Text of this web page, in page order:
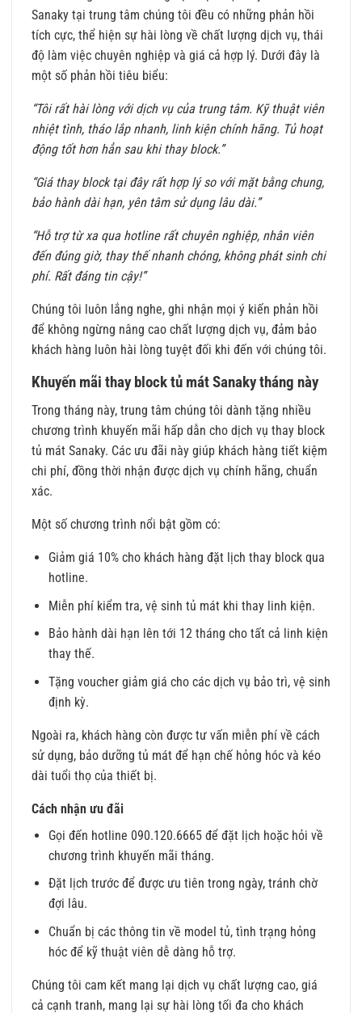
Sanaky tại trung tâm chúng tôi đều có những phản hồi
tích cực, thể hiện sự hài lòng về chất lượng dịch vụ, thái
độ làm việc chuyên nghiệp và giá cả hợp lý. Dưới đây là
một số phản hồi tiêu biểu:
“Tôi rất hài lòng với dịch vụ của trung tâm. Kỹ thuật viên
nhiệt tình, tháo lắp nhanh, linh kiện chính hãng. Tủ hoạt
động tốt hơn hẳn sau khi thay block.”
“Giá thay block tại đây rất hợp lý so với mặt bằng chung,
bảo hành dài hạn, yên tâm sử dụng lâu dài.”
“Hỗ trợ từ xa qua hotline rất chuyên nghiệp, nhân viên
đến đúng giờ, thay thế nhanh chóng, không phát sinh chi
phí. Rất đáng tin cậy!”
Chúng tôi luôn lắng nghe, ghi nhận mọi ý kiến phản hồi
để không ngừng nâng cao chất lượng dịch vụ, đảm bảo
khách hàng luôn hài lòng tuyệt đối khi đến với chúng tôi.
Khuyến mãi thay block tủ mát Sanaky tháng này
Trong tháng này, trung tâm chúng tôi dành tặng nhiều
chương trình khuyến mãi hấp dẫn cho dịch vụ thay block
tủ mát Sanaky. Các ưu đãi này giúp khách hàng tiết kiệm
chi phí, đồng thời nhận được dịch vụ chính hãng, chuẩn
xác.
Một số chương trình nổi bật gồm có:
Giảm giá 10% cho khách hàng đặt lịch thay block qua
hotline.
Miễn phí kiểm tra, vệ sinh tủ mát khi thay linh kiện.
Bảo hành dài hạn lên tới 12 tháng cho tất cả linh kiện
thay thế.
Tặng voucher giảm giá cho các dịch vụ bảo trì, vệ sinh
định kỳ.
Ngoài ra, khách hàng còn được tư vấn miễn phí về cách
sử dụng, bảo dưỡng tủ mát để hạn chế hỏng hóc và kéo
dài tuổi thọ của thiết bị.
Cách nhận ưu đãi
Gọi đến hotline 090.120.6665 để đặt lịch hoặc hỏi về
chương trình khuyến mãi tháng.
Đặt lịch trước để được ưu tiên trong ngày, tránh chờ
đợi lâu.
Chuẩn bị các thông tin về model tủ, tình trạng hỏng
hóc để kỹ thuật viên dễ dàng hỗ trợ.
Chúng tôi cam kết mang lại dịch vụ chất lượng cao, giá
cả cạnh tranh, mang lại sự hài lòng tối đa cho khách